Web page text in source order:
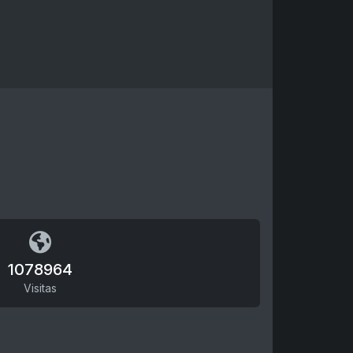
1078964
Visitas